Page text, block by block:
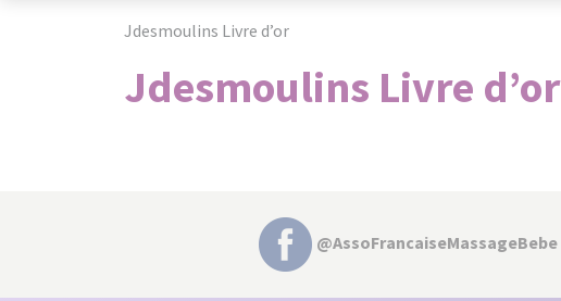
Jdesmoulins Livre d’or
Jdesmoulins Livre d’or
@AssoFrancaiseMassageBebe